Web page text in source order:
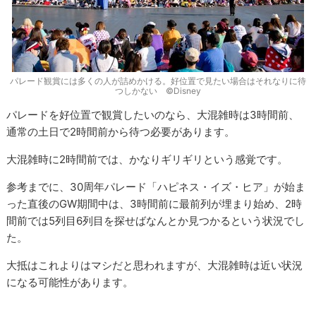
パレード観賞には多くの人が詰めかける。好位置で見たい場合はそれなりに待
つしかない ©Disney
パレードを好位置で観賞したいのなら、大混雑時は3時間前、
通常の土日で2時間前から待つ必要があります。
大混雑時に2時間前では、かなりギリギリという感覚です。
参考までに、30周年パレード「ハピネス・イズ・ヒア」が始ま
った直後のGW期間中は、3時間前に最前列が埋まり始め、2時
間前では5列目6列目を探せばなんとか見つかるという状況でし
た。
大抵はこれよりはマシだと思われますが、大混雑時は近い状況
になる可能性があります。